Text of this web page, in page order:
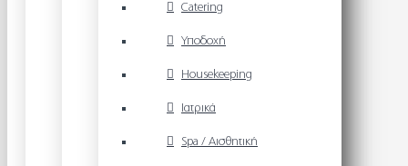
Catering
Υποδοχή
Housekeeping
Ιατρικά
Spa / Αισθητική